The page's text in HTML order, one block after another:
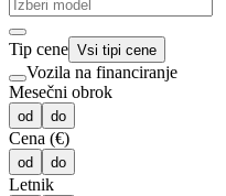
Tip cene Vsi tipi cene
Vozila na financiranje
Mesečni obrok
od do
Cena (€)
od do
Letnik